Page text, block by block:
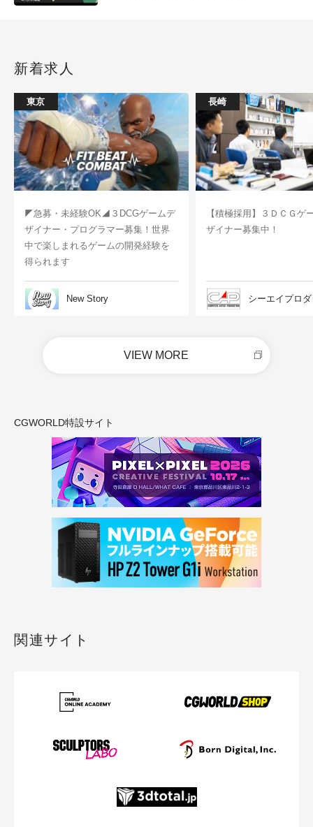
新着求人
東京
◤急募・未経験OK◢３DCGゲームデ
ザイナー・プログラマー募集！世界
中で楽しまれるゲームの開発経験を
得られます
New Story
長崎
【積極採用】３ＤＣＧゲ
ザイナー募集中！
シーエイプロ
VIEW MORE
CGWORLD特設サイト
関連サイト